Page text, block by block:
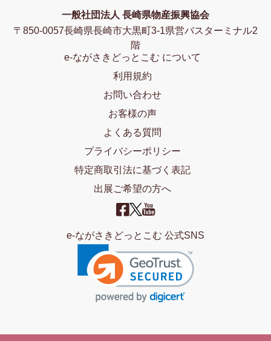
一般社団法人 長崎県物産振興協会
〒850-0057長崎県長崎市大黒町3-1県営バスターミナル2
階
e-ながさきどっとこむ について
利用規約
お問い合わせ
お客様の声
よくある質問
プライバシーポリシー
特定商取引法に基づく表記
出展ご希望の方へ
e-ながさきどっとこむ 公式SNS